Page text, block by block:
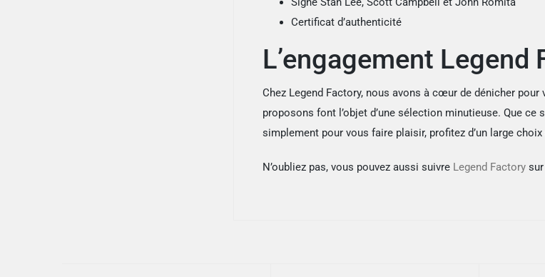
Certificat d’authenticité
L’engagement Legend
Chez Legend Factory, nous avons à cœur de dénicher
proposons font l’objet d’une sélection minutieuse. Que
simplement pour vous faire plaisir, profitez d’un large
N’oubliez pas, vous pouvez aussi suivre Legend Factory sur